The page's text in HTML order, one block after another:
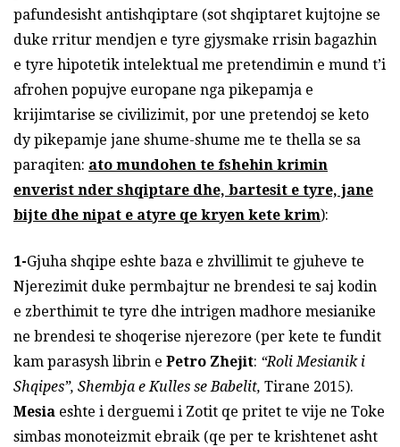
pafundesisht antishqiptare (sot shqiptaret kujtojne se
duke rritur mendjen e tyre gjysmake rrisin bagazhin
e tyre hipotetik intelektual me pretendimin e mund t’i
afrohen popujve europane nga pikepamja e
krijimtarise se civilizimit, por une pretendoj se keto
dy pikepamje jane shume-shume me te thella se sa
paraqiten: ato mundohen te fshehin krimin
enverist nder shqiptare dhe, bartesit e tyre, jane
bijte dhe nipat e atyre qe kryen kete krim):
1-Gjuha shqipe eshte baza e zhvillimit te gjuheve te
Njerezimit duke permbajtur ne brendesi te saj kodin
e zberthimit te tyre dhe intrigen madhore mesianike
ne brendesi te shoqerise njerezore (per kete te fundit
kam parasysh librin e Petro Zhejit: “Roli Mesianik i
Shqipes”, Shembja e Kulles se Babelit, Tirane 2015).
Mesia eshte i derguemi i Zotit qe pritet te vije ne Toke
simbas monoteizmit ebraik (qe per te krishtenet asht